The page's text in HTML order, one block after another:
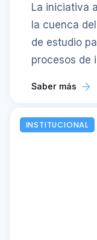
La iniciativa
la cuenca
de estudio
procesos de
Saber más
INSTITUCIONAL